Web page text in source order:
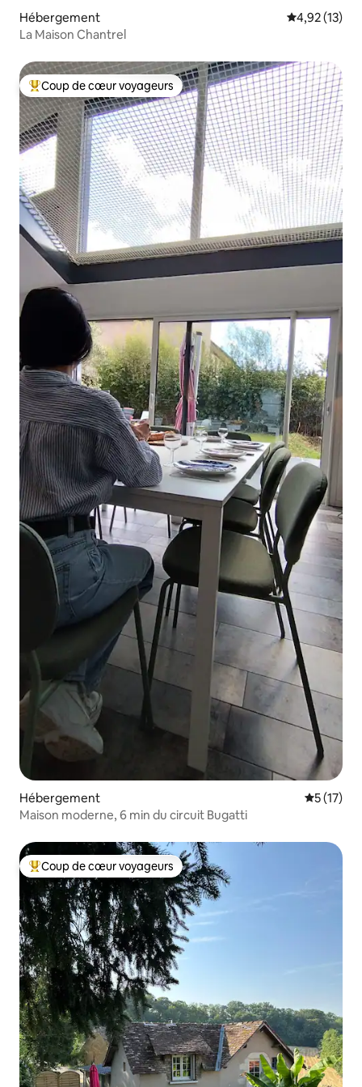
Hébergement Évaluation
4,92 (13)
La Maison Chantrel
Coups de cœur voyageurs les plus appréciés
Coup de cœur voyageurs
Hébergement
5 (17)
Maison moderne, 6 min du circuit Bugatti
Coups de cœur voyageurs les plus appréciés
Coup de cœur voyageurs